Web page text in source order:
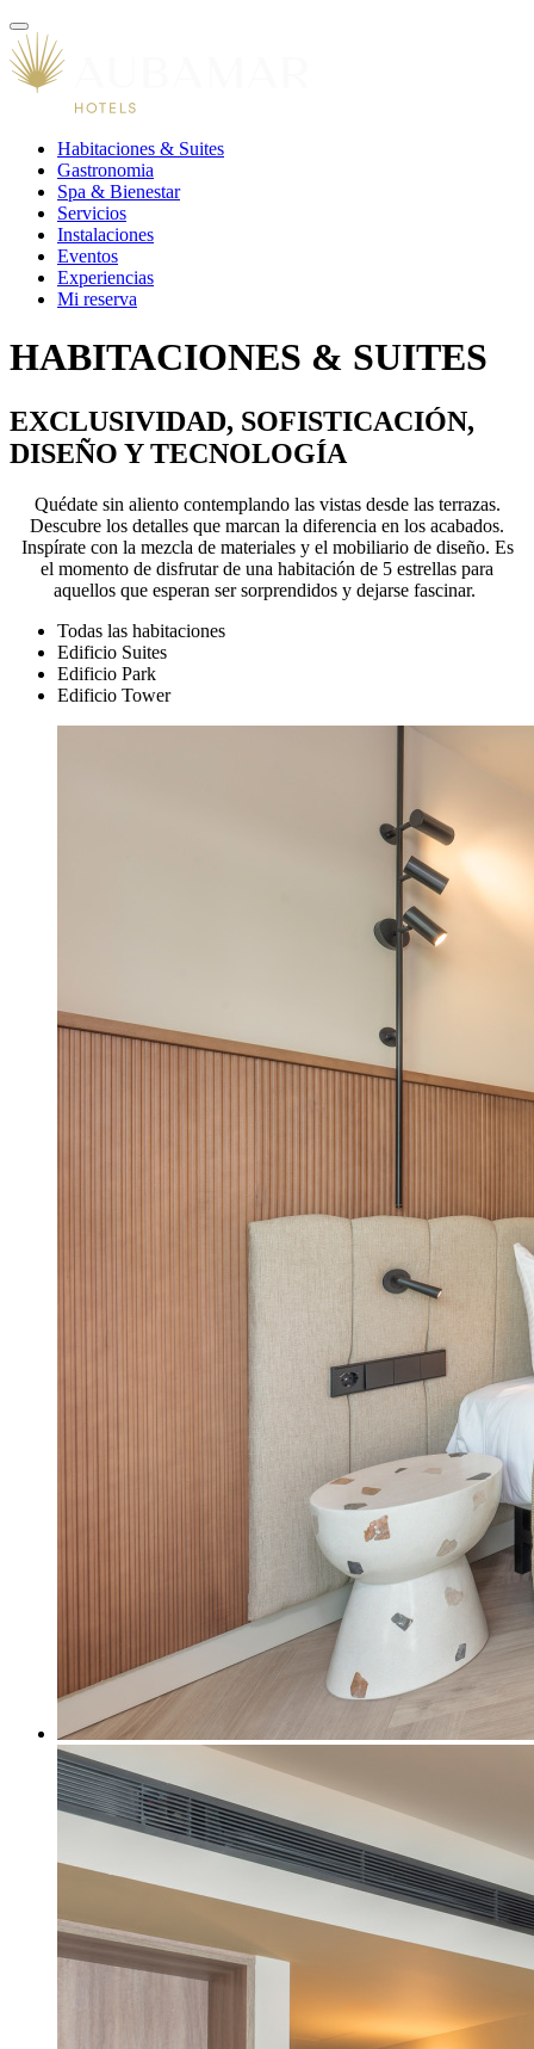
Habitaciones & Suites
Gastronomia
Spa & Bienestar
Servicios
Instalaciones
Eventos
Experiencias
Mi reserva
HABITACIONES & SUITES
EXCLUSIVIDAD, SOFISTICACIÓN,
DISEÑO Y TECNOLOGÍA
Quédate sin aliento contemplando las vistas desde las terrazas.
Descubre los detalles que marcan la diferencia en los acabados.
Inspírate con la mezcla de materiales y el mobiliario de diseño. Es
el momento de disfrutar de una habitación de 5 estrellas para
aquellos que esperan ser sorprendidos y dejarse fascinar.
Todas las habitaciones
Edificio Suites
Edificio Park
Edificio Tower